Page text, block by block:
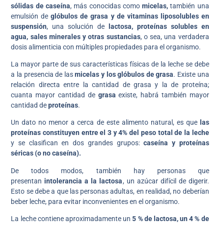
sólidas de caseína, más conocidas comomicelas, también una
emulsión de glóbulos de grasa y de vitaminas liposolubles en
suspensión, una solución de lactosa, proteínas solubles en
agua, sales minerales y otras sustancias, o sea, una verdadera
dosis alimenticia con múltiples propiedades para el organismo.
La mayor parte de sus características físicas de la leche se debe
a la presencia de lasmicelas y los glóbulos de grasa. Existe una
relación directa entre la cantidad de grasa y la de proteína;
cuanta mayor cantidad degrasa existe, habrá también mayor
cantidad deproteínas.
Un dato no menor a cerca de este alimento natural, es quelas
proteínas constituyen entre el 3 y 4% del peso total de la leche
y se clasifican en dos grandes grupos:caseína y proteínas
séricas (o no caseína).
De todos modos, también hay personas que
presentan intolerancia a la lactosa, un azúcar difícil de digerir.
Esto se debe a que las personas adultas, en realidad, no deberían
beber leche, para evitar inconvenientes en el organismo.
La leche contiene aproximadamente un5 % de lactosa, un 4 % de